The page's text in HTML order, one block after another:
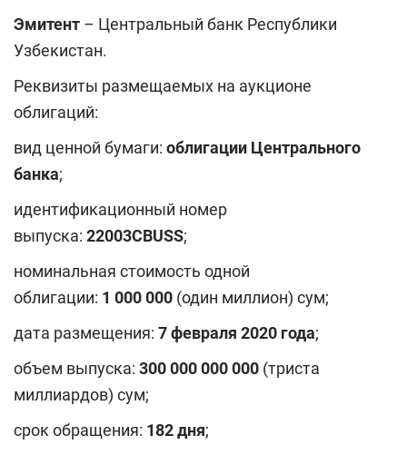
Эмитент – Центральный банк Республики
Узбекистан.
Реквизиты размещаемых на аукционе
облигаций:
вид ценной бумаги: облигации Центрального
банка;
идентификационный номер
выпуска: 22003CBUSS;
номинальная стоимость одной
облигации: 1 000 000 (один миллион) сум;
дата размещения: 7 февраля 2020 года;
объем выпуска: 300000 000 000 (триста
миллиардов) сум;
срок обращения: 182 дня;